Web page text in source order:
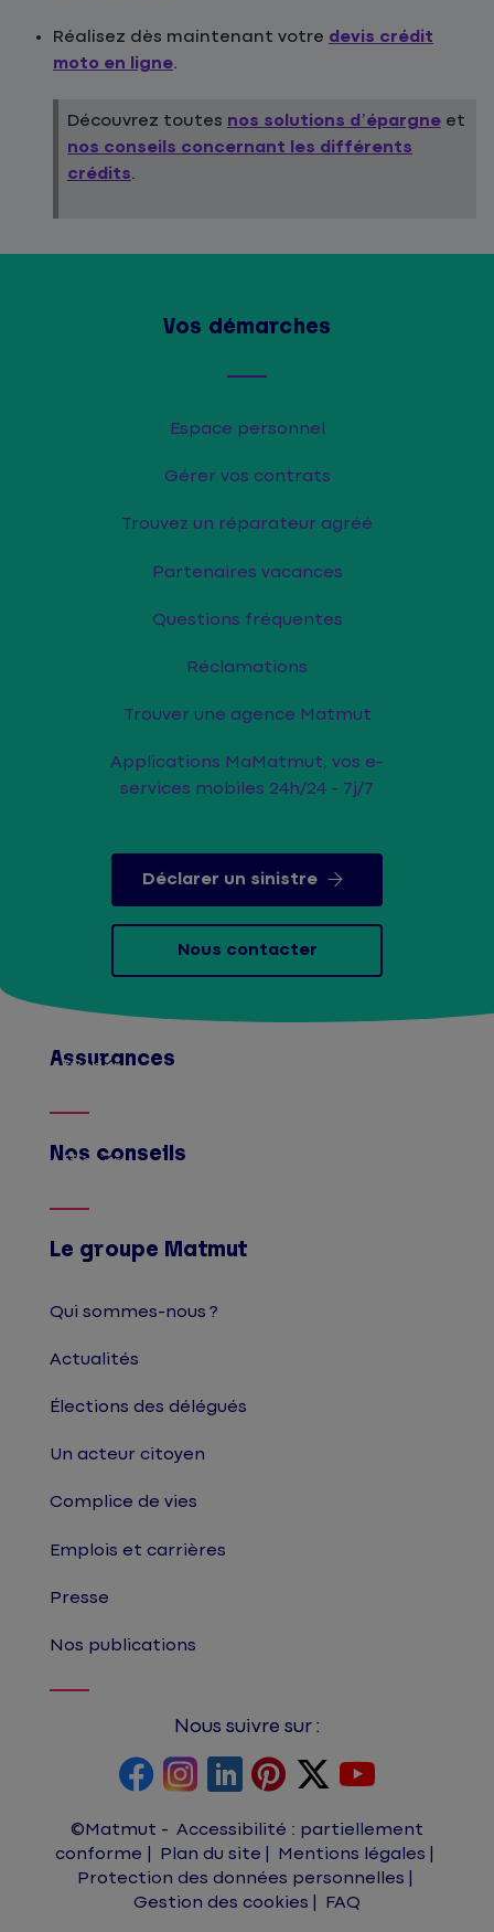
Réalisez dès maintenant votre devis crédit
moto en ligne.
Découvrez toutes nos solutions d’épargne et
nos conseils concernant les différents
crédits.
Vos démarches
Espace personnel
Gérer vos contrats
Trouvez un réparateur agréé
Partenaires vacances
Questions fréquentes
Réclamations
Trouver une agence Matmut
Applications MaMatmut, vos e-
services mobiles 24h/24 - 7j/7
Déclarer un sinistre
Nous contacter
Assurances
Afficher
Nos conseils
Afficher
Le groupe Matmut
Qui sommes-nous ?
Actualités
Élections des délégués
Un acteur citoyen
Complice de vies
Emplois et carrières
Presse
Nos publications
Nous suivre sur :
©Matmut
Accessibilité : partiellement
conforme
Plan du site
Mentions légales
Protection des données personnelles
Gestion des cookies
FAQ